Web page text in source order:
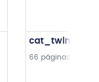
66 páginas